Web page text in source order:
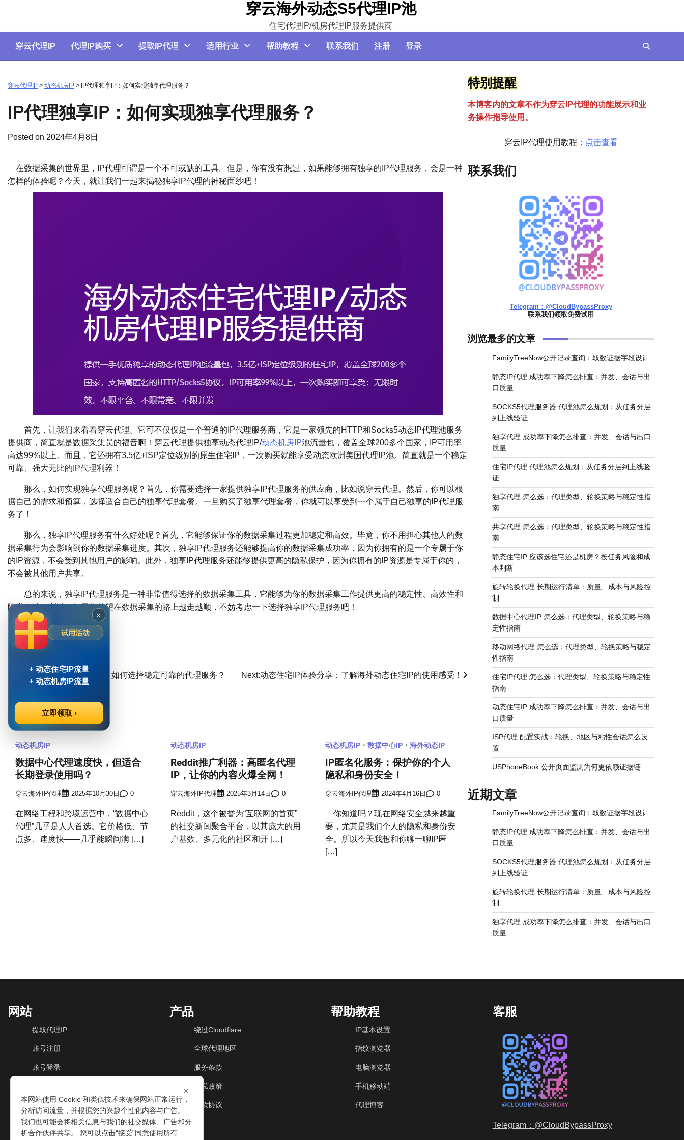
content
穿云海外动态S5代理IP池
住宅代理IP/机房代理IP服务提供商
穿云代理IP 代理IP购买 提取IP代理 适用行业 帮助教程 联系我们 注册 登录
穿云代理IP > 动态机房IP > IP代理独享IP：如何实现独享代理服务？
IP代理独享IP：如何实现独享代理服务？
Posted on 2024年4月8日
在数据采集的世界里，IP代理可谓是一个不可或缺的工具。但是，你有没有想过，如果能够拥有独享的IP代理服务，会是一种
怎样的体验呢？今天，就让我们一起来揭秘独享IP代理的神秘面纱吧！
首先，让我们来看看穿云代理。它可不仅仅是一个普通的IP代理服务商，它是一家领先的HTTP和Socks5动态IP代理池服务
提供商，简直就是数据采集员的福音啊！穿云代理提供独享动态代理IP/动态机房IP池流量包，覆盖全球200多个国家，IP可用率
高达99%以上。而且，它还拥有3.5亿+ISP定位级别的原生住宅IP，一次购买就能享受动态欧洲美国代理IP池。简直就是一个稳定
可靠、强大无比的IP代理利器！
那么，如何实现独享代理服务呢？首先，你需要选择一家提供独享IP代理服务的供应商，比如说穿云代理。然后，你可以根
据自己的需求和预算，选择适合自己的独享代理套餐。一旦购买了独享代理套餐，你就可以享受到一个属于自己独享的IP代理服
务了！
那么，独享IP代理服务有什么好处呢？首先，它能够保证你的数据采集过程更加稳定和高效。毕竟，你不用担心其他人的数
据采集行为会影响到你的数据采集进度。其次，独享IP代理服务还能够提高你的数据采集成功率，因为你拥有的是一个专属于你
的IP资源，不会受到其他用户的影响。此外，独享IP代理服务还能够提供更高的隐私保护，因为你拥有的IP资源是专属于你的，
不会被其他用户共享。
总的来说，独享IP代理服务是一种非常值得选择的数据采集工具，它能够为你的数据采集工作提供更高的稳定性、高效性和
隐私保护。所以，如果你希望在数据采集的路上越走越顺，不妨考虑一下选择独享IP代理服务吧！
Post Views: 823
导
Previous:长效优质代理IP：如何选择稳定可靠的代理服务？ Next:动态住宅IP体验分享：了解海外动态住宅IP的使用感受！
相关帖子
动态机房IP
数据中心代理速度快，但适合
长期登录使用吗？
穿云海外IP代理 2025年10月30日 0
在网络工程和跨境运营中，“数据中心
代理”几乎是人人首选。它价格低、节
点多、速度快——几乎能瞬间满 […]
动态机房IP
Reddit推广利器：高匿名代理
IP，让你的内容火爆全网！
穿云海外IP代理 2025年3月14日 0
Reddit，这个被誉为“互联网的首页”
的社交新闻聚合平台，以其庞大的用
户基数、多元化的社区和开 […]
动态机房IP 数据中心IP 海外动态IP
IP匿名化服务：保护你的个人
隐私和身份安全！
穿云海外IP代理 2024年4月16日 0
你知道吗？现在网络安全越来越重
要，尤其是我们个人的隐私和身份安
全。所以今天我想和你聊一聊IP匿
[…]
特别提醒
本博客内的文章不作为穿云 P代理的功能展示和业
务操作指导使用。
穿云IP代理使用教程： 点击查看
联系我们
Telegram：@CloudBypassProxy
联系我们领取免费试用
浏览最多的文章
FamilyTreeNow公开记录查询：取数证据字段设计
静态IP代理 成功率下降怎么排查：并发、会话与出
口质量
SOCKS5代理服务器 代理池怎么规划：从任务分层
到上线验证
独享代理 成功率下降怎么排查：并发、会话与出口
质量
住宅IP代理 代理池怎么规划：从任务分层到上线验
证
独享代理 怎么选：代理类型、轮换策略与稳定性指
南
共享代理 怎么选：代理类型、轮换策略与稳定性指
南
静态住宅IP 应该选住宅还是机房？按任务风险和成
本判断
旋转轮换代理 长期运行清单：质量、成本与风险控
制
数据中心代理IP 怎么选：代理类型、轮换策略与稳
定性指南
移动网络代理 怎么选：代理类型、轮换策略与稳定
性指南
住宅IP代理 怎么选：代理类型、轮换策略与稳定性
指南
动态住宅IP 成功率下降怎么排查：并发、会话与出
口质量
ISP代理 配置实战：轮换、地区与粘性会话怎么设
置
USPhoneBook 公开页面监测为何更依赖证据链
近期文章
FamilyTreeNow公开记录查询：取数证据字段设计
静态IP代理 成功率下降怎么排查：并发、会话与出
口质量
SOCKS5代理服务器 代理池怎么规划：从任务分层
到上线验证
旋转轮换代理 长期运行清单：质量、成本与风险控
制
独享代理 成功率下降怎么排查：并发、会话与出口
质量
网站
提取代理IP
账号注册
账号登录
动态机房IP
产品
绕过Cloudflare
全球代理地区
服务条款
隐私政策
退款协议
帮助教程
IP基本设置
指纹浏览器
电脑浏览器
手机移动端
代理博客
客服
Telegram：@CloudBypassProxy
×
本网站使用 Cookie 和类似技术来确保网站正常运行，
分析访问流量，并根据您的兴趣个性化内容与广告。
我们也可能会将相关信息与我们的社交媒体、广告和分
析合作伙伴共享。 您可以点击“接受”同意使用所有
×
试用活动
+ 动态住宅IP流量
+ 动态机房IP流量
立即领取 ›